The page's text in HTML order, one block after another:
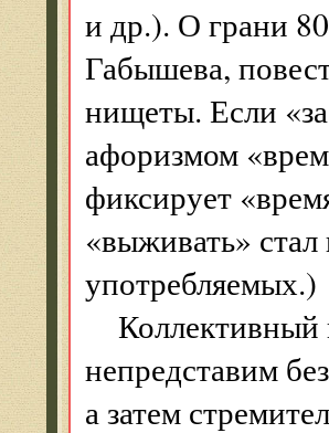
и др.). О грани
Габышева,
нищеты. Если
афоризмом
фиксирует
«выживать»
употребляемых.)
Коллективный
непредставим
а затем